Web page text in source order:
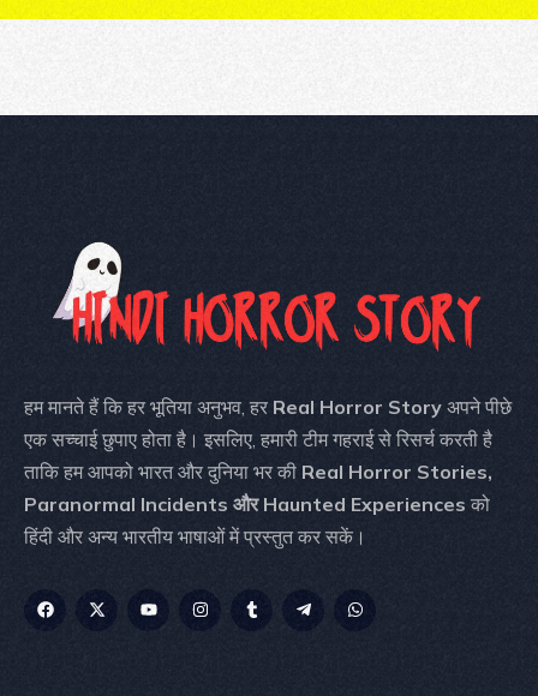
हम मानते हैं कि हर भूतिया अनुभव, हर Real Horror Story अपने पीछे
एक सच्चाई छुपाए होता है। इसलिए, हमारी टीम गहराई से रिसर्च करती है
ताकि हम आपको भारत और दुनिया भर की Real Horror Stories,
Paranormal Incidents और Haunted Experiences को
हिंदी और अन्य भारतीय भाषाओं में प्रस्तुत कर सकें।